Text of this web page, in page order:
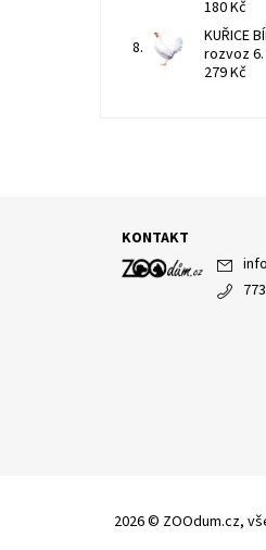
180 Kč
KUŘICE
rozvoz
279 Kč
KONTAKT
2026 © ZOOdum.cz,